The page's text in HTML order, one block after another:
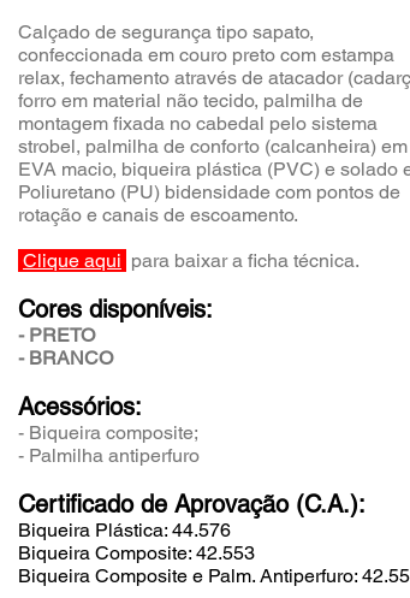
Calçado de segurança tipo sapato,
confeccionada em couro preto com estampa
relax, fechamento através de atacador
forro em material não tecido, palmilha de
montagem fixada no cabedal pelo sistema
strobel, palmilha de conforto (calcanheira) em
EVA macio, biqueira plástica (PVC) e solado
Poliuretano (PU) bidensidade com pontos de
rotação e canais de escoamento.
Clique aqui para baixar a ficha técnica.
Cores disponíveis:
- PRETO
- BRANCO
Acessórios:
- Biqueira composite;
- Palmilha antiperfuro
Certificado de Aprovação (C.A.):
Biqueira Plástica: 44.576
Biqueira Composite: 42.553
Biqueira Composite e Palm. Antiperfuro: